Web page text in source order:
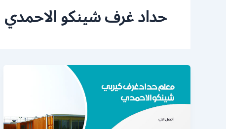
حداد غرف شينكو الاحمدي